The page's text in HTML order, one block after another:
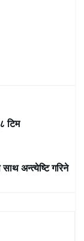
टिम
अन्त्येष्टि गरिने